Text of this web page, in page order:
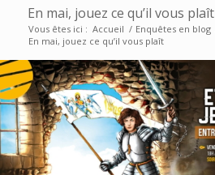
En mai, jouez ce qu’il vous plaît
Vous êtes ici : Accueil / Enquêtes en blog
En mai, jouez ce qu’il vous plaît